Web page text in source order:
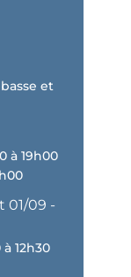
et
à 19h00
01/09 -
12h30